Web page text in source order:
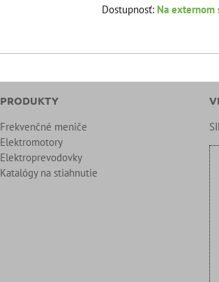
Dostupnosť: Na externom
PRODUKTY
Frekvenčné meniče
Elektromotory
Elektroprevodovky
Katalógy na stiahnutie